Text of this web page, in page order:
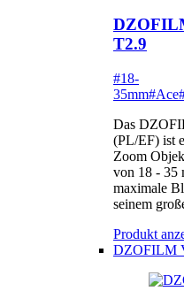
T2.9
#18-
35mm#Ace
Das
(PL/EF) ist
Zoom
von 18 - 35
maximale
seinem
Produkt
DZOFILM